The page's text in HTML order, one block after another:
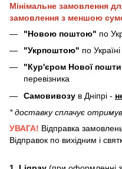
Мінімальне замовлення
замовлення з меншою
"Новою поштою" по
"Укрпоштою" по
"Кур'єром Нової
перевізника
Самовивозу в Дніпрі -
* доставку сплачує
УВАГА! Відправка
Відправок по вихідним і